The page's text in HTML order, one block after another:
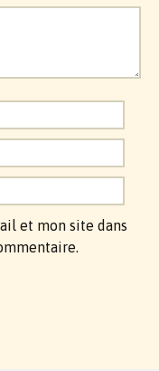
et mon site dans